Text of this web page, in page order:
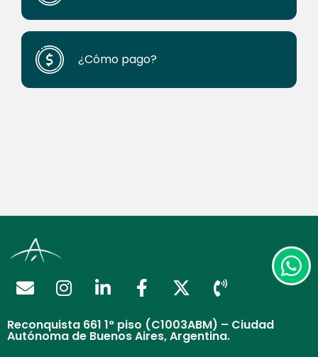
¿Cómo pago?
Reconquista 661 1° piso (C1003ABM) – Ciudad
Autónoma de Buenos Aires, Argentina.